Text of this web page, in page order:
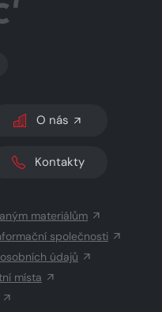
SVĚTLÝ/TMAVÝ REŽIM
O nás
Kontakty
materiálům
společnosti
údajů
místa